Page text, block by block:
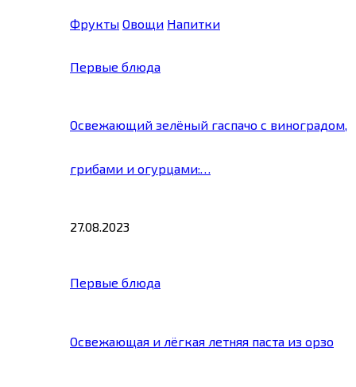
Фрукты Овощи Напитки
Первые блюда
Освежающий зелёный гаспачо с виноградом,
грибами и огурцами:…
27.08.2023
Первые блюда
Освежающая и лёгкая летняя паста из орзо